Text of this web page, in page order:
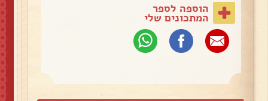
הוספה לספר
המתכונים שלי